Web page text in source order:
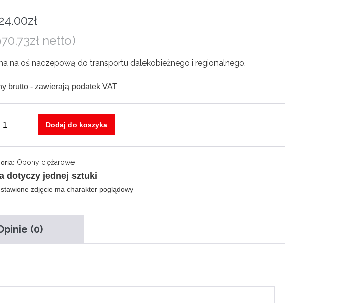
zł
złnetto)
na oś naczepową do transportu dalekobieżnego i regionalnego.
brutto - zawierają podatek VAT
65
Increase
quantity
Dodaj do koszyka
Opony ciężarowe
dotyczy jednej sztuki
zdjęcie ma charakter poglądowy
(0)